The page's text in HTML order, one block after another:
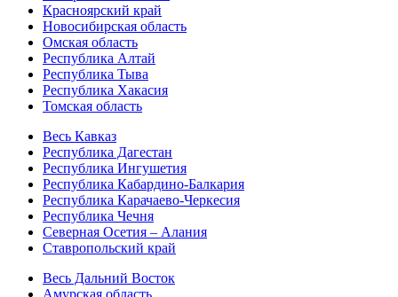
Красноярский край
Новосибирская область
Омская область
Республика Алтай
Республика Тыва
Республика Хакасия
Томская область
Весь Кавказ
Республика Дагестан
Республика Ингушетия
Республика Кабардино-Балкария
Республика Карачаево-Черкесия
Республика Чечня
Северная Осетия – Алания
Ставропольский край
Весь Дальний Восток
Амурская область